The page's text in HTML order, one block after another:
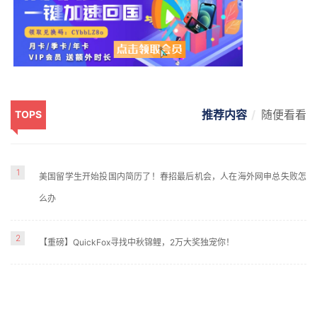
TOPS 推荐内容 随便看看
1 美国留学生开始投国内简历了！春招最后机会，人在海外网申总失败怎
么办
2 【重磅】QuickFox寻找中秋锦鲤，2万大奖独宠你！